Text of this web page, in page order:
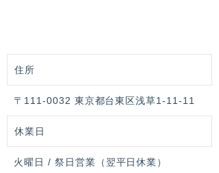
住所
〒111-0032 東京都台東区浅草1-11-11
休業日
火曜日 / 祭日営業（翌平日休業）